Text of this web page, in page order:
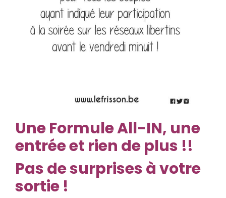
Une Formule All-IN, une
entrée et rien de plus !!
Pas de surprises à votre
sortie !